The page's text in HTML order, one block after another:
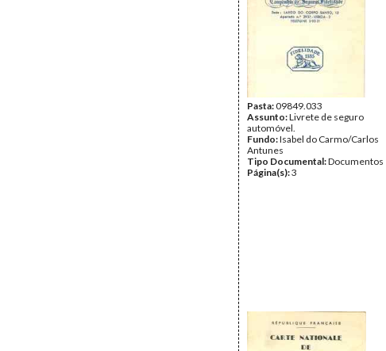
Pasta:09849.033
Assunto:Livrete de seguro
automóvel.
Fundo:Isabel do Carmo/Carlos
Antunes
Tipo Documental:Documentos
Página(s):3